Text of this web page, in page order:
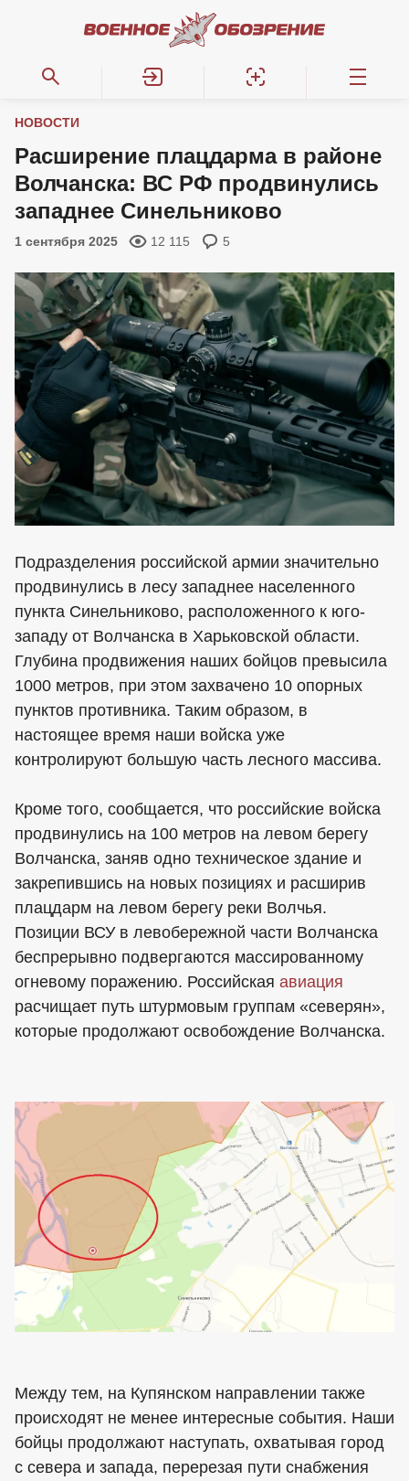
НОВОСТИ
Расширение плацдарма в районе
Волчанска: ВС РФ продвинулись
западнее Синельниково
1 сентября 2025 12 115 5
Подразделения российской армии значительно
продвинулись в лесу западнее населенного
пункта Синельниково, расположенного к юго-
западу от Волчанска в Харьковской области.
Глубина продвижения наших бойцов превысила
1000 метров, при этом захвачено 10 опорных
пунктов противника. Таким образом, в
настоящее время наши войска уже
контролируют большую часть лесного массива.
Кроме того, сообщается, что российские войска
продвинулись на 100 метров на левом берегу
Волчанска, заняв одно техническое здание и
закрепившись на новых позициях и расширив
плацдарм на левом берегу реки Волчья.
Позиции ВСУ в левобережной части Волчанска
беспрерывно подвергаются массированному
огневому поражению. Российская авиация
расчищает путь штурмовым группам «северян»,
которые продолжают освобождение Волчанска.
Между тем, на Купянском направлении также
происходят не менее интересные события. Наши
бойцы продолжают наступать, охватывая город
с севера и запада, перерезая пути снабжения